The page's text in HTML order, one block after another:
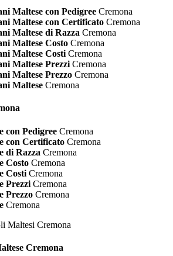
Maltese con Pedigree Cremona
Maltese con Certificato Cremona
Maltese di Razza Cremona
Maltese Costo Cremona
Maltese Costi Cremona
Maltese Prezzi Cremona
Maltese Prezzo Cremona
Maltese Cremona
con Pedigree Cremona
con Certificato Cremona
di Razza Cremona
Costo Cremona
Costi Cremona
Prezzi Cremona
Prezzo Cremona
Cremona
Cremona